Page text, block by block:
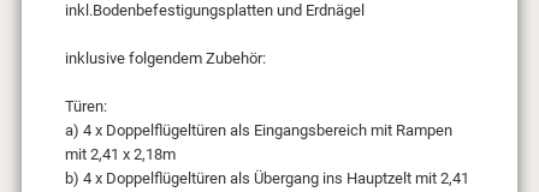
inkl.Bodenbefestigungsplatten und Erdnägel
inklusive folgendem Zubehör:
Türen:
a) 4 x Doppelflügeltüren als Eingangsbereich mit Rampen
mit 2,41 x 2,18m
b) 4 x Doppelflügeltüren als Übergang ins Hauptzelt mit 2,41